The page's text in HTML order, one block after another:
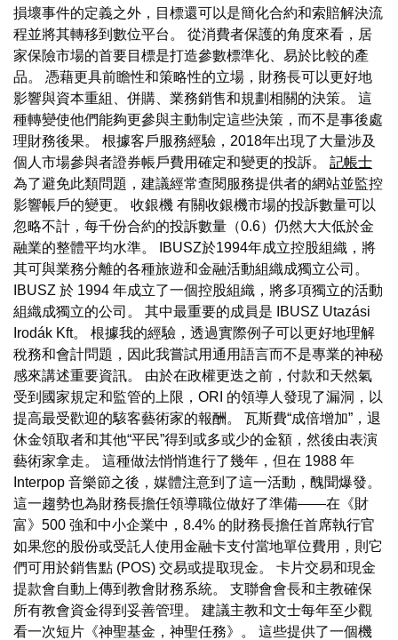
損壞事件的定義之外，目標還可以是簡化合約和索賠解決流
程並將其轉移到數位平台。 從消費者保護的角度來看，居
家保險市場的首要目標是打造參數標準化、易於比較的產
品。 憑藉更具前瞻性和策略性的立場，財務長可以更好地
影響與資本重組、併購、業務銷售和規劃相關的決策。 這
種轉變使他們能夠更參與主動制定這些決策，而不是事後處
理財務後果。 根據客戶服務經驗，2018年出現了大量涉及
個人市場參與者證券帳戶費用確定和變更的投訴。 記帳士
為了避免此類問題，建議經常查閱服務提供者的網站並監控
影響帳戶的變更。 收銀機 有關收銀機市場的投訴數量可以
忽略不計，每千份合約的投訴數量（0.6）仍然大大低於金
融業的整體平均水準。 IBUSZ於1994年成立控股組織，將
其可與業務分離的各種旅遊和金融活動組織成獨立公司。
IBUSZ 於 1994 年成立了一個控股組織，將多項獨立的活動
組織成獨立的公司。 其中最重要的成員是 IBUSZ Utazási
Irodák Kft。 根據我的經驗，透過實際例子可以更好地理解
稅務和會計問題，因此我嘗試用通用語言而不是專業的神秘
感來講述重要資訊。 由於在政權更迭之前，付款和天然氣
受到國家規定和監管的上限，ORI 的領導人發現了漏洞，以
提高最受歡迎的駭客藝術家的報酬。 瓦斯費“成倍增加”，退
休金領取者和其他“平民”得到或多或少的金額，然後由表演
藝術家拿走。 這種做法悄悄進行了幾年，但在 1988 年
Interpop 音樂節之後，媒體注意到了這一活動，醜聞爆發。
這一趨勢也為財務長擔任領導職位做好了準備——在《財
富》500 強和中小企業中，8.4% 的財務長擔任首席執行官
如果您的股份或受託人使用金融卡支付當地單位費用，則它
們可用於銷售點 (POS) 交易或提取現金。 卡片交易和現金
提款會自動上傳到教會財務系統。 支聯會會長和主教確保
所有教會資金得到妥善管理。 建議主教和文士每年至少觀
看一次短片《神聖基金，神聖任務》。 這些提供了一個機